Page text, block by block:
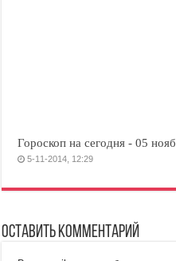
Гороскоп на сегодня - 05
5-11-2014, 12:29
Оставить комментарий